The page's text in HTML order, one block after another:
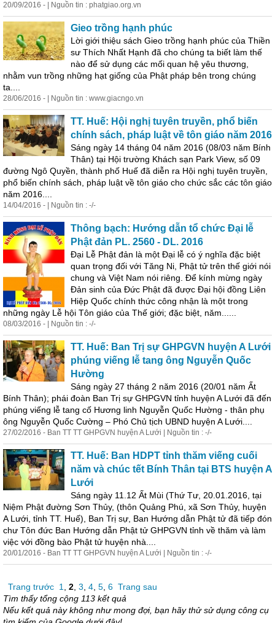
20/09/2016 - | Nguồn tin : phatgiao.org.vn
Gieo trồng hạnh phúc
Lời giới thiệu sách Gieo trồng hạnh phúc của Thiền
sư Thích Nhất Hạnh đã cho chúng ta biết làm thế
nào để sử dụng các mối quan hệ yêu thương,
nhằm vun trồng những hạt giống của Phật pháp bên trong chúng
ta....
28/06/2016 - | Nguồn tin : www.giacngo.vn
TT. Huế: Hội nghị tuyên truyền, phổ biến
chính sách, pháp luật về tôn giáo năm 2016
Sáng ngày 14 tháng 04 năm 2016 (08/03 năm Bính
Thân) tại Hội trường Khách sạn Park View, số 09
đường Ngô Quyền, thành phố Huế đã diễn ra Hội nghị tuyên truyền,
phổ biến chính sách, pháp luật về tôn giáo cho chức sắc các tôn giáo
năm 2016....
14/04/2016 - | Nguồn tin : -/-
Thông bạch: Hướng dẫn tổ chức Đại lễ
Phật đản PL. 2560 - DL. 2016
Đại Lễ Phật đản là một Đại lễ có ý nghĩa đặc biệt
quan trọng đối với Tăng Ni, Phật tử trên thế giới nói
chung và Việt Nam nói riêng. Để kính mừng ngày
Đản sinh của Đức Phật đã được Đại hội đồng Liên
Hiệp Quốc chính thức công nhận là một trong
những ngày Lễ hội Tôn giáo của Thế giới; đặc biệt, năm......
08/03/2016 - | Nguồn tin : -/-
TT. Huế: Ban Trị sự GHPGVN huyện A Lưới
phúng viếng lễ tang ông Nguyễn Quốc
Hường
Sáng ngày 27 tháng 2 năm 2016 (20/01 năm Ất
Bính Thân); phái đoàn Ban Trị sự GHPGVN tỉnh huyện A Lưới đã đến
phúng viếng lễ tang cố Hương linh Nguyễn Quốc Hường - thân phụ
ông Nguyễn Quốc Cường – Phó Chủ tịch UBND huyện A Lưới....
27/02/2016 - Ban TT TT GHPGVN huyện A Lưới | Nguồn tin : -/-
TT. Huế: Ban HDPT tỉnh thăm viếng cuối
năm và chúc tết Bính Thân tại BTS huyện A
Lưới
Sáng ngày 11.12 Ất Mùi (Thứ Tư, 20.01.2016, tại
Niệm Phật đường Sơn Thủy, (thôn Quảng Phú, xã Sơn Thủy, huyện
A Lưới, tỉnh TT. Huế), Ban Trị sự, Ban Hướng dẫn Phật tử đã tiếp đón
chư Tôn đức Ban Hướng dẫn Phật tử GHPGVN tỉnh về thăm và làm
việc với đồng bào Phật tử huyện nhà....
20/01/2016 - Ban TT TT GHPGVN huyện A Lưới | Nguồn tin : -/-
Trang trước 1 2 3 4 5 6 Trang sau
Tìm thấy tổng cộng 113 kết quả
Nếu kết quả này không như mong đợi, bạn hãy thử sử dụng công cụ